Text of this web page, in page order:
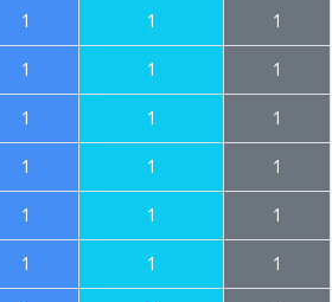
1 1 1
1 1 1
1 1 1
1 1 1
1 1 1
1 1 1